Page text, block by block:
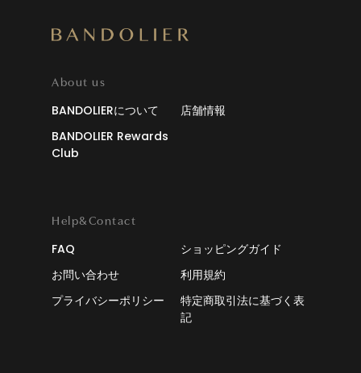
About us
BANDOLIERについて
店舗情報
BANDOLIER Rewards
Club
Help&Contact
FAQ
ショッピングガイド
お問い合わせ
利用規約
プライバシーポリシー
特定商取引法に基づく表
記